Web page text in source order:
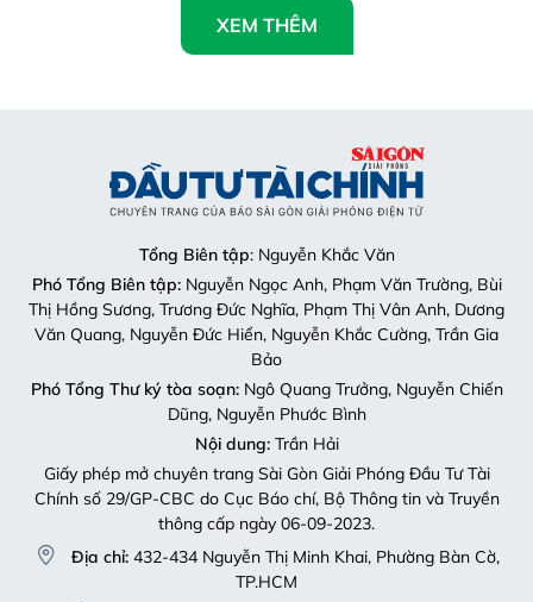
XEM THÊM
Tổng Biên tập: Nguyễn Khắc Văn
Phó Tổng Biên tập:Nguyễn Ngọc Anh, Phạm Văn Trường, Bùi
Thị Hồng Sương, Trương Đức Nghĩa, Phạm Thị Vân Anh, Dương
Văn Quang, Nguyễn Đức Hiển, Nguyễn Khắc Cường, Trần Gia
Bảo
Phó Tổng Thư ký tòa soạn:Ngô Quang Trưởng, Nguyễn Chiến
Dũng, Nguyễn Phước Bình
Nội dung:Trần Hải
Giấy phép mở chuyên trang Sài Gòn Giải Phóng Đầu Tư Tài
Chính số 29/GP-CBC do Cục Báo chí, Bộ Thông tin và Truyền
thông cấp ngày 06-09-2023.
Địa chỉ: 432-434 Nguyễn Thị Minh Khai, Phường Bàn Cờ,
TP.HCM